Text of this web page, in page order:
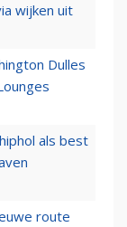
wijken uit
Dulles
als best
route